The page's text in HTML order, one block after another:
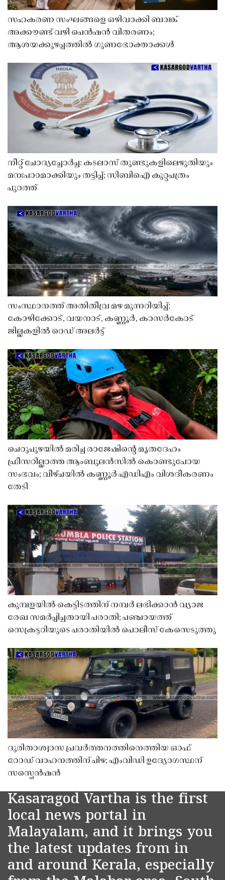
സഹകരണ സംഘങ്ങളെ ഒഴിവാക്കി ബാങ്ക്
അക്കൗണ്ട് വഴി പെൻഷൻ വിതരണം;
ആശയക്കുഴപ്പത്തിൽ ഗുണഭോക്താക്കൾ
നീറ്റ് ചോദ്യച്ചോർച്ച: കടലാസ് തുണ്ടുകളിലെഴുതിയും
മനഃപാഠമാക്കിയും തട്ടിപ്പ്; സിബിഐ കുറ്റപത്രം
പുറത്ത്
സംസ്ഥാനത്ത് അതിതീവ്ര മഴ മുന്നറിയിപ്പ്;
കോഴിക്കോട്, വയനാട്, കണ്ണൂർ, കാസർകോട്
ജില്ലകളിൽ റെഡ് അലർട്ട്
ചെറുപുഴയിൽ മരിച്ച രാജേഷിൻ്റെ മൃതദേഹം
ഫ്രീസറില്ലാത്ത ആംബുലൻസിൽ കൊണ്ടുപോയ
സംഭവം; വീഴ്ചയിൽ കണ്ണൂർ എഡിഎം വിശദീകരണം
തേടി
കുമ്പളയിൽ കെട്ടിടത്തിന് നമ്പർ ലഭിക്കാൻ വ്യാജ
രേഖ സമർപ്പിച്ചതായി പരാതി; പഞ്ചായത്ത്
സെക്രട്ടറിയുടെ പരാതിയിൽ പൊലീസ് കേസെടുത്തു
ദുരിതാശ്വാസ പ്രവർത്തനത്തിനെത്തിയ ഓഫ്
റോഡ് വാഹനത്തിന് പിഴ; എംവിഡി ഉദ്യോഗസ്ഥന്
സസ്പെൻഷൻ
Kasaragod Vartha is the first
local news portal in
Malayalam, and it brings you
the latest updates from in
and around Kerala, especially